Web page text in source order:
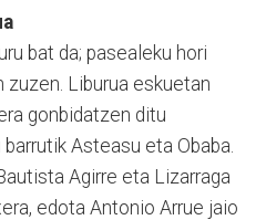
bat da; pasealeku hori
zuzen. Liburua eskuetan
gonbidatzen ditu
Asteasu eta Obaba.
Agirre eta Lizarraga
edota Antonio Arrue jaio